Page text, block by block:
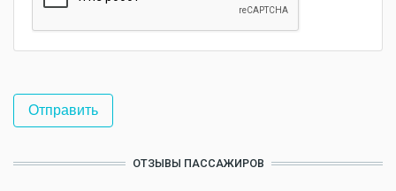
ОТЗЫВЫ ПАССАЖИРОВ